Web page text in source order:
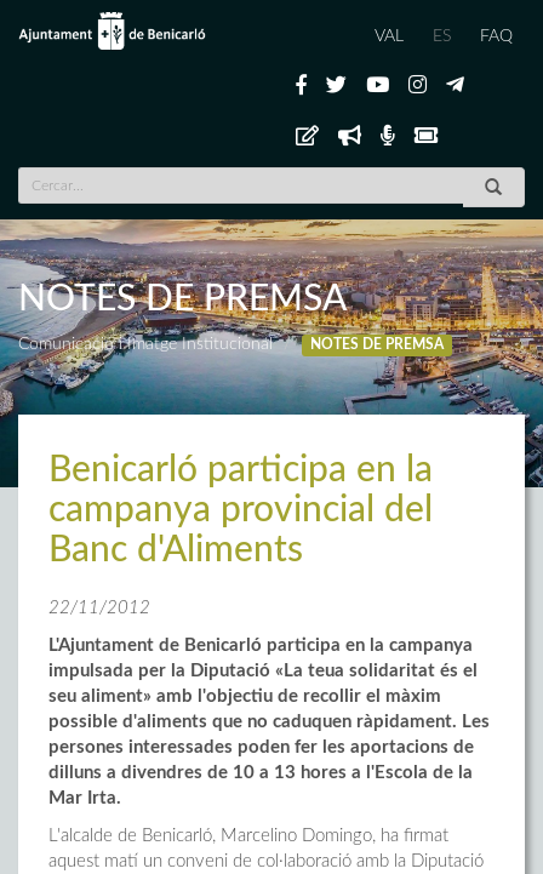
VAL ES FAQ
NOTES DE PREMSA
Comunicació i Imatge Institucional NOTES DE PREMSA
Benicarló participa en la
campanya provincial del
Banc d'Aliments
22/11/2012
L'Ajuntament de Benicarló participa en la campanya
impulsada per la Diputació «La teua solidaritat és el
seu aliment» amb l'objectiu de recollir el màxim
possible d'aliments que no caduquen ràpidament. Les
persones interessades poden fer les aportacions de
dilluns a divendres de 10 a 13 hores a l'Escola de la
Mar Irta.
L'alcalde de Benicarló, Marcelino Domingo, ha firmat
aquest matí un conveni de col·laboració amb la Diputació